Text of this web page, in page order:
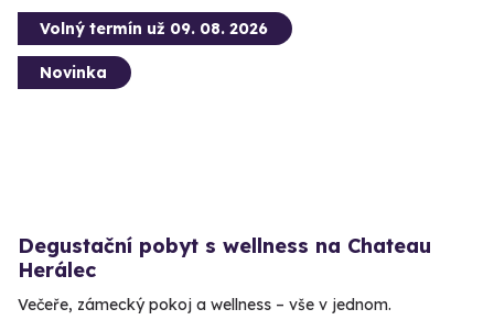
Volný termín už 09. 08. 2026
Novinka
Degustační pobyt s wellness na Chateau
Herálec
Večeře, zámecký pokoj a wellness – vše v jednom.